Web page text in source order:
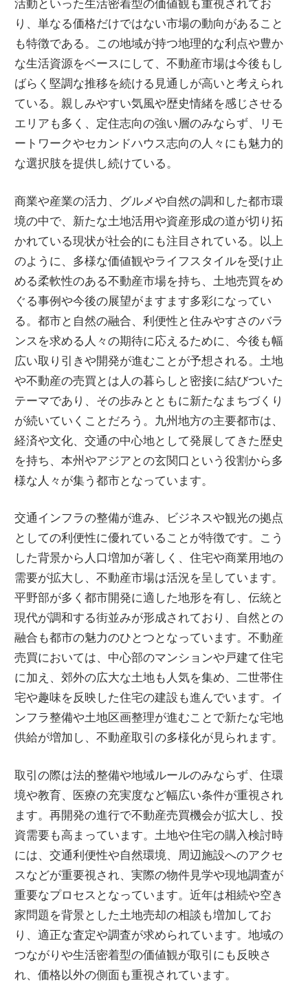
活動といった生活密着型の価値観も重視されてお
り、単なる価格だけではない市場の動向があること
も特徴である。この地域が持つ地理的な利点や豊か
な生活資源をベースにして、不動産市場は今後もし
ばらく堅調な推移を続ける見通しが高いと考えられ
ている。親しみやすい気風や歴史情緒を感じさせる
エリアも多く、定住志向の強い層のみならず、リモ
ートワークやセカンドハウス志向の人々にも魅力的
な選択肢を提供し続けている。
商業や産業の活力、グルメや自然の調和した都市環
境の中で、新たな土地活用や資産形成の道が切り拓
かれている現状が社会的にも注目されている。以上
のように、多様な価値観やライフスタイルを受け止
める柔軟性のある不動産市場を持ち、土地売買をめ
ぐる事例や今後の展望がますます多彩になってい
る。都市と自然の融合、利便性と住みやすさのバラ
ンスを求める人々の期待に応えるために、今後も幅
広い取り引きや開発が進むことが予想される。土地
や不動産の売買とは人の暮らしと密接に結びついた
テーマであり、その歩みとともに新たなまちづくり
が続いていくことだろう。九州地方の主要都市は、
経済や文化、交通の中心地として発展してきた歴史
を持ち、本州やアジアとの玄関口という役割から多
様な人々が集う都市となっています。
交通インフラの整備が進み、ビジネスや観光の拠点
としての利便性に優れていることが特徴です。こう
した背景から人口増加が著しく、住宅や商業用地の
需要が拡大し、不動産市場は活況を呈しています。
平野部が多く都市開発に適した地形を有し、伝統と
現代が調和する街並みが形成されており、自然との
融合も都市の魅力のひとつとなっています。不動産
売買においては、中心部のマンションや戸建て住宅
に加え、郊外の広大な土地も人気を集め、二世帯住
宅や趣味を反映した住宅の建設も進んでいます。イ
ンフラ整備や土地区画整理が進むことで新たな宅地
供給が増加し、不動産取引の多様化が見られます。
取引の際は法的整備や地域ルールのみならず、住環
境や教育、医療の充実度など幅広い条件が重視され
ます。再開発の進行で不動産売買機会が拡大し、投
資需要も高まっています。土地や住宅の購入検討時
には、交通利便性や自然環境、周辺施設へのアクセ
スなどが重要視され、実際の物件見学や現地調査が
重要なプロセスとなっています。近年は相続や空き
家問題を背景とした土地売却の相談も増加してお
り、適正な査定や調査が求められています。地域の
つながりや生活密着型の価値観が取引にも反映さ
れ、価格以外の側面も重視されています。